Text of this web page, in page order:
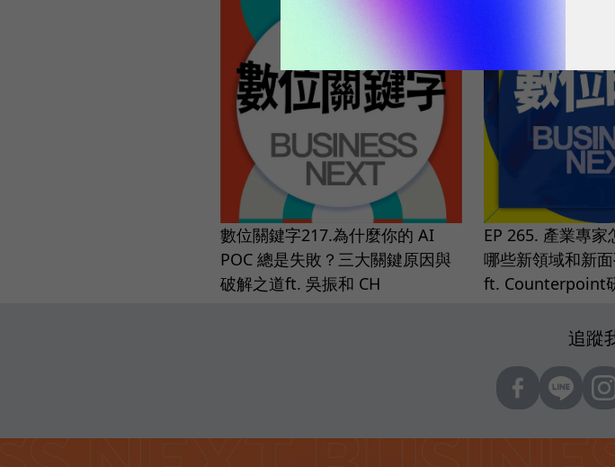
數位關鍵字217.為什麼你的 AI
POC 總是失敗？三大關鍵原因與
破解之道ft. 吳振和 CH
EP 265. 產業專家
哪些新領域和新
ft. Counterpoint
追蹤